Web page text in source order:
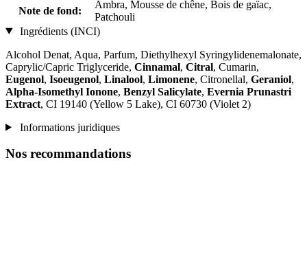
Note de fond:
Ambra, Mousse de chêne, Bois de gaïac,
Patchouli
Ingrédients (INCI)
Alcohol Denat, Aqua, Parfum, Diethylhexyl Syringylidenemalonate,
Caprylic/Capric Triglyceride, Cinnamal, Citral, Cumarin,
Eugenol, Isoeugenol, Linalool, Limonene, Citronellal, Geraniol,
Alpha-Isomethyl Ionone, Benzyl Salicylate, Evernia Prunastri
Extract, CI 19140 (Yellow 5 Lake), CI 60730 (Violet 2)
Informations juridiques
Nos recommandations